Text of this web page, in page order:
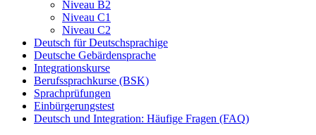
Niveau B2
Niveau C1
Niveau C2
Deutsch für Deutschsprachige
Deutsche Gebärdensprache
Integrationskurse
Berufssprachkurse (BSK)
Sprachprüfungen
Einbürgerungstest
Deutsch und Integration: Häufige Fragen (FAQ)